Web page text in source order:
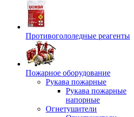
Противогололедные реагенты
Пожарное оборудование
Рукава пожарные
Рукава пожарные
напорные
Огнетушители